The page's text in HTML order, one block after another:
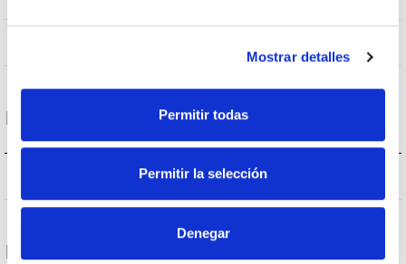
Mostrar detalles
Permitir todas
Permitir la selección
Denegar
Performance
1.254lm
Life